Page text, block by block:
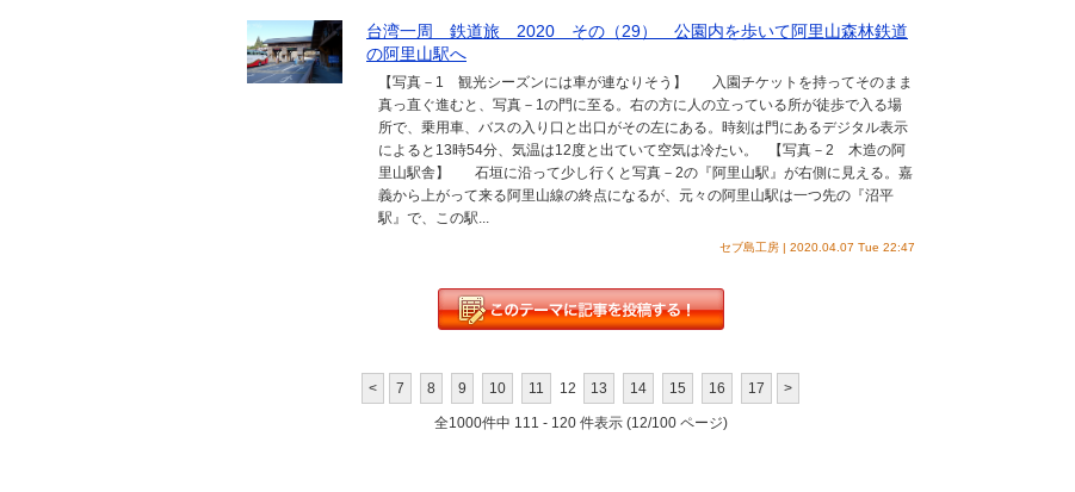
台湾一周 鉄道旅 2020 その（29） 公園内を歩いて阿里山森林鉄道
の阿里山駅へ
【写真－1 観光シーズンには車が連なりそう】 入園チケットを持ってそのまま
真っ直ぐ進むと、写真－1の門に至る。右の方に人の立っている所が徒歩で入る場
所で、乗用車、バスの入り口と出口がその左にある。時刻は門にあるデジタル表示
によると13時54分、気温は12度と出ていて空気は冷たい。 【写真－2 木造の阿
里山駅舎】 石垣に沿って少し行くと写真－2の『阿里山駅』が右側に見える。嘉
義から上がって来る阿里山線の終点になるが、元々の阿里山駅は一つ先の『沼平
駅』で、この駅...
セブ島工房 | 2020.04.07 Tue 22:47
< 7 8 9 10 11 12 13 14 15 16 17 >
全1000件中 111 - 120 件表示 (12/100 ページ)